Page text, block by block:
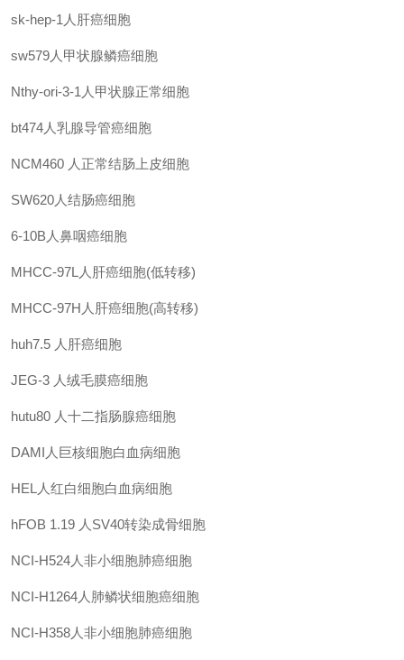
sk-hep-1人肝癌细胞
sw579人甲状腺鳞癌细胞
Nthy-ori-3-1人甲状腺正常细胞
bt474人乳腺导管癌细胞
NCM460 人正常结肠上皮细胞
SW620人结肠癌细胞
6-10B人鼻咽癌细胞
MHCC-97L人肝癌细胞(低转移)
MHCC-97H人肝癌细胞(高转移)
huh7.5 人肝癌细胞
JEG-3 人绒毛膜癌细胞
hutu80 人十二指肠腺癌细胞
DAMI人巨核细胞白血病细胞
HEL人红白细胞白血病细胞
hFOB 1.19 人SV40转染成骨细胞
NCI-H524人非小细胞肺癌细胞
NCI-H1264人肺鳞状细胞癌细胞
NCI-H358人非小细胞肺癌细胞